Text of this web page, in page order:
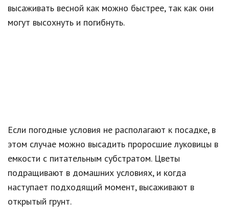
высаживать весной как можно быстрее, так как они
могут высохнуть и погибнуть.
Если погодные условия не располагают к посадке, в
этом случае можно высадить проросшие луковицы в
емкости с питательным субстратом. Цветы
подращивают в домашних условиях, и когда
наступает подходящий момент, высаживают в
открытый грунт.